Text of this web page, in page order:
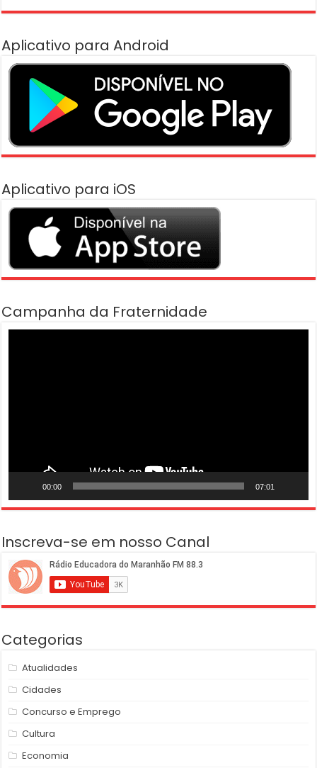
Aplicativo para Android
Aplicativo para iOS
Campanha da Fraternidade
00:00 07:01
Inscreva-se em nosso Canal
Categorias
Atualidades
Cidades
Concurso e Emprego
Cultura
Economia